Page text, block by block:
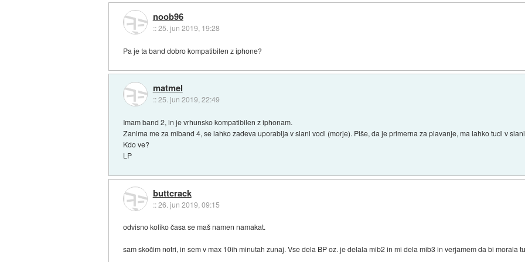
noob96
::25. jun 2019, 19:28
Pa je ta band dobro kompatibilen z iphone?
matmel
::25. jun 2019, 22:49
Imam band 2, in je vrhunsko kompatibilen z iphonam.
Zanima me za miband 4, se lahko zadeva uporablja v slani vodi (morje). Piše, da je primerna za plavanje, ma lahko tudi v
Kdo ve?
LP
buttcrack
::26. jun 2019, 09:15
odvisno koliko časa se maš namen namakat.
sam skočim notri, in sem v max 10ih minutah zunaj. Vse dela BP oz. je delala mib2 in mi dela mib3 in verjamem da bi morala